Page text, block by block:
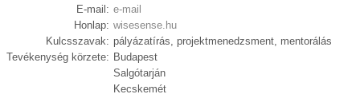
E-mail: e-mail
Honlap: wisesense.hu
Kulcsszavak: pályázatírás, projektmenedzsment, mentorálás
Tevékenység körzete: Budapest
Salgótarján
Kecskemét